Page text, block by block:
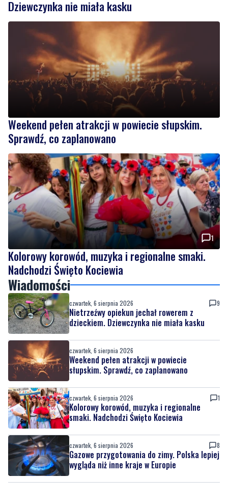
Weekend pełen atrakcji w powiecie słupskim.
Sprawdź, co zaplanowano
1
Kolorowy korowód, muzyka i regionalne smaki.
Nadchodzi Święto Kociewia
Wiadomości
czwartek, 6 sierpnia 2026
Nietrzeźwy opiekun jechał rowerem z
dzieckiem. Dziewczynka nie miała kasku
czwartek, 6 sierpnia 2026
Weekend pełen atrakcji w powiecie
czwartek, 6 sierpnia 2026
Kolorowy korowód, muzyka i regionalne
czwartek, 6 sierpnia 2026
Gazowe przygotowania do zimy. Polska lepiej